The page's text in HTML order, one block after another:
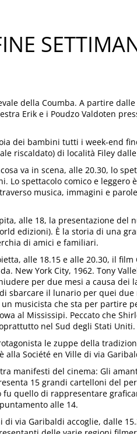
della Coumba. A partire
Erik e i Poudzo Valdoten
dei bambini tutti i week-end
riscaldato) di località Filey
va in scena, alle 20.30, lo
Lo spettacolo comico e
musica, immagini e
alle 18, la presentazione del
edizioni). È la storia di una
di amici e familiari.
alle 18.15 e alle 20.30, il film
New York City, 1962. Tony
per due mesi a causa
sbarcare il lunario per quei due
musicista che sta per partire
al Mississipi. Peccato che
nel Sud degli Stati Uniti.
le zuppe della
alla Société en Ville di via
manifesti del cinema: Gli
15 grandi cartelloni del
quello di rappresentare
alle 14.
di via Garibaldi accoglie, dalle